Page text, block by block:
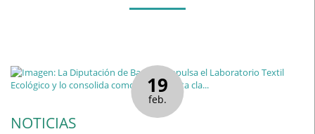
19
feb.
NOTICIAS